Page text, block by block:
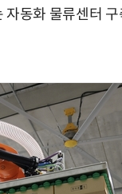
동화 물류센터